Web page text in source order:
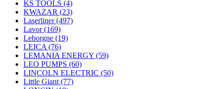
KS TOOLS (4)
KWAZAR (23)
Laserliner(497)
Lavor(169)
Leborgne (19)
LEICA (76)
LEMANIA ENERGY (59)
LEO PUMPS (60)
LINCOLN ELECTRIC (50)
Little Giant (77)